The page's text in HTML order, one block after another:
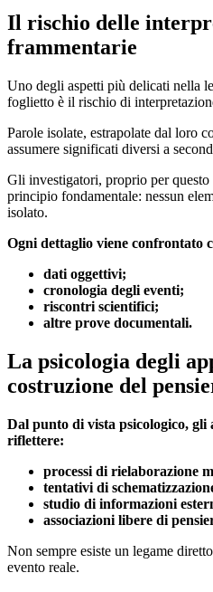
Il rischio delle
frammentarie
Uno degli aspetti più delicati nella
foglietto è il rischio di
Parole isolate, estrapolate dal loro
assumere significati diversi a
Gli investigatori, proprio per
principio fondamentale: nessun
isolato.
Ogni dettaglio viene confrontato
dati oggettivi;
cronologia degli eventi;
riscontri scientifici;
altre prove documentali.
La psicologia degli
costruzione del
Dal punto di vista psicologico, gli
riflettere:
processi di rielaborazione
tentativi di
studio di informazioni
associazioni libere di
Non sempre esiste un legame
evento reale.